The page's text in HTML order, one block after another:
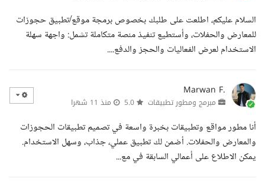
السلام عليكم، اطلعت على طلبك بخصوص برمجة موقع/تطبيق حجوزات
للمعارض والحفلات، وأستطيع تنفيذ منصة متكاملة تشمل: واجهة سهلة
الاستخدام لعرض الفعاليات والحجز والدفع....
Marwan F.
مبرمج ومطور تطبيقات منذ 11 شهرا
أنا مطور مواقع وتطبيقات بخبرة واسعة في تصميم تطبيقات الحجوزات
والمعارض والحفلات. أضمن لك تطبيق عملي، جذاب، وسهل الاستخدام.
يمكن الاطلاع على أعمالي السابقة في مع...